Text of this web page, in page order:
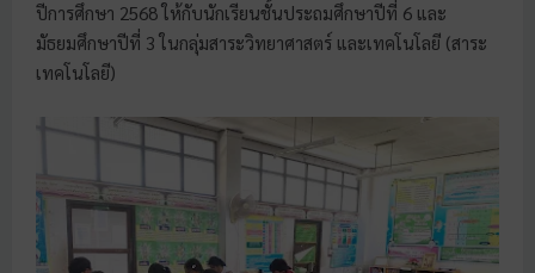
ปีการศึกษา 2568 ให้กับนักเรียนชั้นประถมศึกษาปีที่ 6 และ
มัธยมศึกษาปีที่ 3 ในกลุ่มสาระวิทยาศาสตร์ และเทคโนโลยี (สาระ
เทคโนโลยี)